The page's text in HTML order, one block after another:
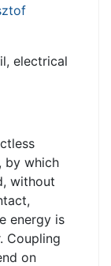
electrical
by which
without
energy is
Coupling
on